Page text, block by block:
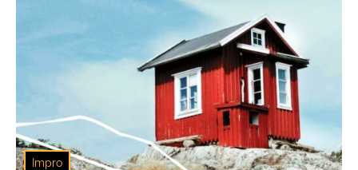
Impro